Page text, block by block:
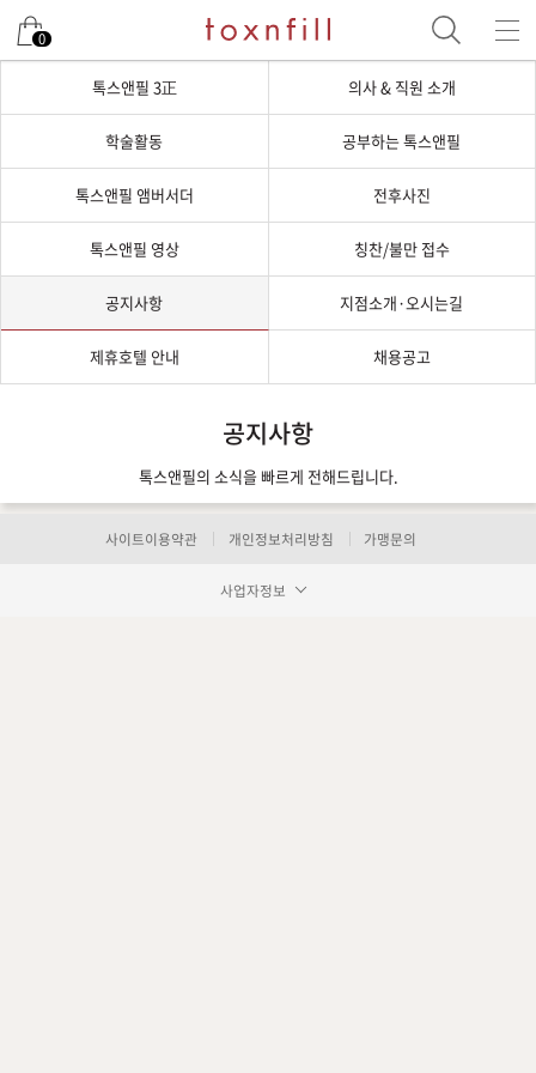
0
톡스앤필 3正 의사 & 직원 소개
학술활동 공부하는 톡스앤필
톡스앤필 앰버서더 전후사진
톡스앤필 영상 칭찬/불만 접수
공지사항 지점소개·오시는길
제휴호텔 안내 채용공고
공지사항
톡스앤필의 소식을 빠르게 전해드립니다.
사이트이용약관 개인정보처리방침 가맹문의
사업자정보